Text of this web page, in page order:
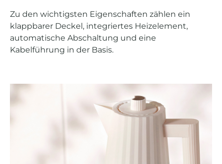
Zu den wichtigsten Eigenschaften zählen ein
klappbarer Deckel, integriertes Heizelement,
automatische Abschaltung und eine
Kabelführung in der Basis.